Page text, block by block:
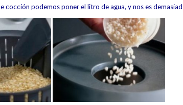
cocción podemos poner el litro de agua, y nos es